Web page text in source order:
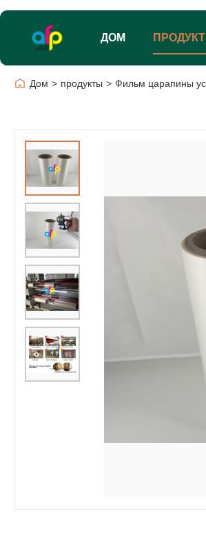
ДОМ
Дом > продукты > Фильм царапины